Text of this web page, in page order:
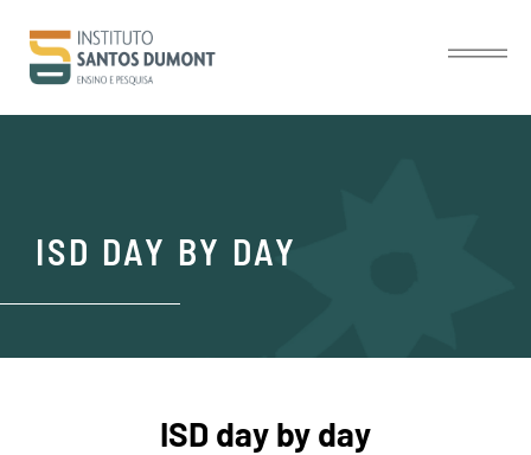
ISD DAY BY DAY
ISD day by day